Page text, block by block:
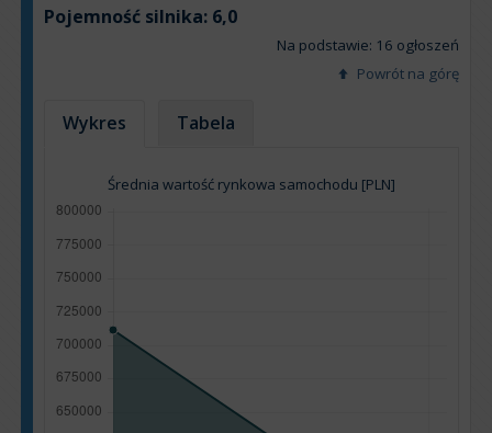
Pojemność silnika: 6,0
Na podstawie: 16 ogłoszeń
Powrót na górę
Wykres Tabela
Średnia wartość rynkowa samochodu [PLN]